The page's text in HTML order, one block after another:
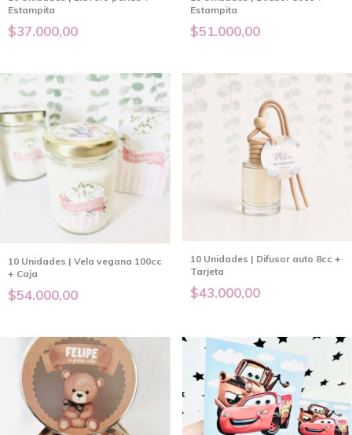
Estampita
$37.000,00
Estampita
$51.000,00
10 Unidades | Vela vegana 100cc
+ Caja
$54.000,00
10 Unidades | Difusor auto 8cc +
Tarjeta
$43.000,00